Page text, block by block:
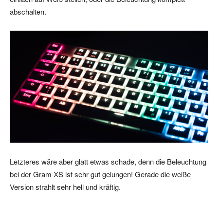
abschalten.
Letzteres wäre aber glatt etwas schade, denn die Beleuchtung
bei der Gram XS ist sehr gut gelungen! Gerade die weiße
Version strahlt sehr hell und kräftig.